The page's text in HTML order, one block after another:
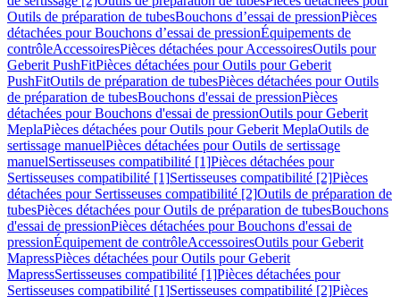
Outils de préparation de tubesBouchons d’essai de pressionPièces
détachées pour Bouchons d’essai de pressionÉquipements de
contrôleAccessoiresPièces détachées pour AccessoiresOutils pour
Geberit PushFitPièces détachées pour Outils pour Geberit
PushFitOutils de préparation de tubesPièces détachées pour Outils
de préparation de tubesBouchons d'essai de pressionPièces
détachées pour Bouchons d'essai de pressionOutils pour Geberit
MeplaPièces détachées pour Outils pour Geberit MeplaOutils de
sertissage manuelPièces détachées pour Outils de sertissage
manuelSertisseuses compatibilité [1]Pièces détachées pour
Sertisseuses compatibilité [1]Sertisseuses compatibilité [2]Pièces
détachées pour Sertisseuses compatibilité [2]Outils de préparation de
tubesPièces détachées pour Outils de préparation de tubesBouchons
d'essai de pressionPièces détachées pour Bouchons d'essai de
pressionÉquipement de contrôleAccessoiresOutils pour Geberit
MapressPièces détachées pour Outils pour Geberit
MapressSertisseuses compatibilité [1]Pièces détachées pour
Sertisseuses compatibilité [1]Sertisseuses compatibilité [2]Pièces